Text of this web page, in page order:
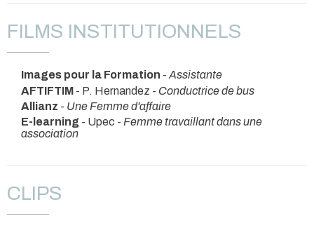
FILMS INSTITUTIONNELS
Images pour la Formation -Assistante
AFTIFTIM - P. Hernandez - Conductrice de bus
Allianz - Une Femme d'affaire
E-learning - Upec - Femme travaillant dans une
association
CLIPS